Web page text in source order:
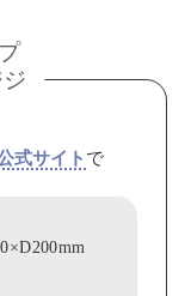
式サイト で